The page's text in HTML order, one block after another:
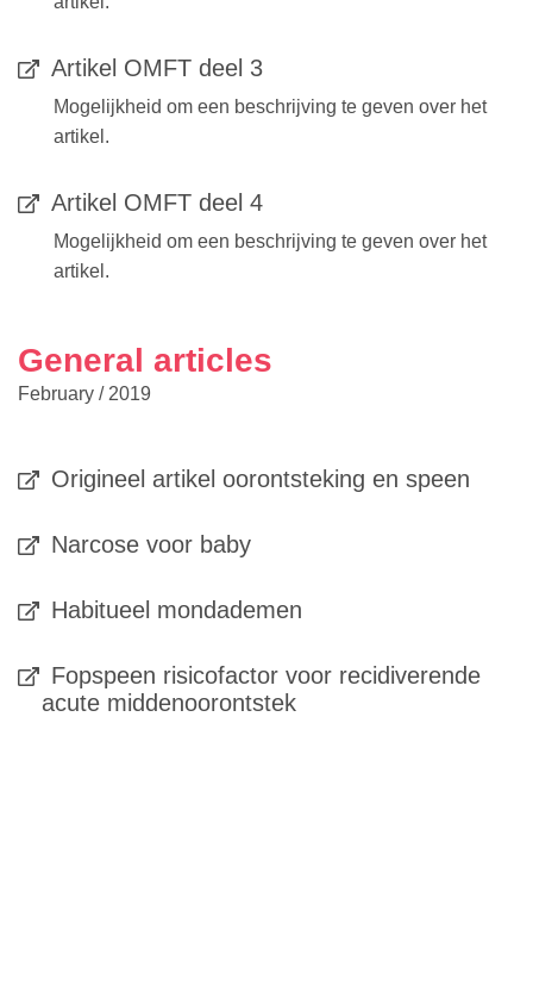
Artikel OMFT deel 3
Mogelijkheid om een beschrijving te geven over het
artikel.
Artikel OMFT deel 4
Mogelijkheid om een beschrijving te geven over het
artikel.
General articles
February / 2019
Origineel artikel oorontsteking en speen
Narcose voor baby
Habitueel mondademen
Fopspeen risicofactor voor recidiverende
acute middenoorontstek